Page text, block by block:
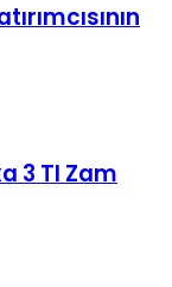
3 Tl Zam